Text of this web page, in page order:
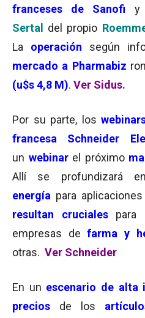
franceses de Sanofi y
Sertal
del propio
La operación según
mercado a Pharmabiz
(u$s 4,8 M). Ver Sidus.
Por su parte, los
francesa Schneider
un webinarel próximo
Allí se profundizará
energía para aplicaciones
resultan cruciales
para
empresas de farma y
otras. Ver Schneider
En un escenario de alta
precios
de los